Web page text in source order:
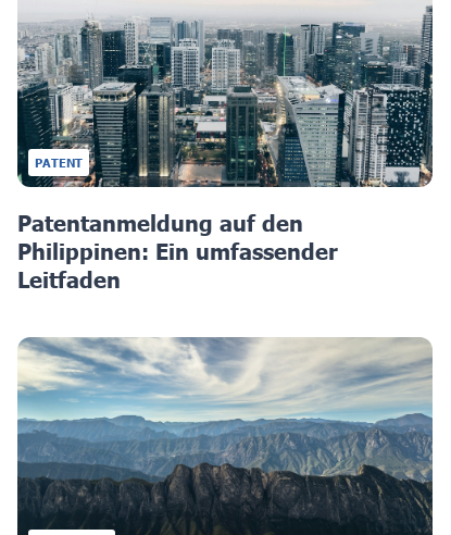
PATENT
Patentanmeldung auf den
Philippinen: Ein umfassender
Leitfaden